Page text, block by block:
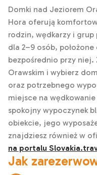
Domki nad Jeziorem
Hora oferują
rodzin, wędkarzy i grup
dla 2–9 osób,
bezpośrednio przy
Orawskim i wybierz
oraz potrzebnego
miejsce na
spokojny wypoczynek
obiekcie, jego
znajdziesz również w
na portalu
Jak